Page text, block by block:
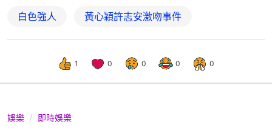
白色強人 黃心穎許志安激吻事件
1 0 0 0 0
娛樂 即時娛樂